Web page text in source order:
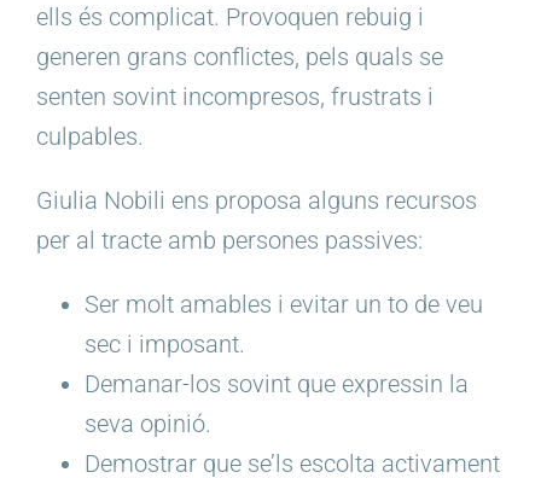
ells és complicat. Provoquen rebuig i
generen grans conflictes, pels quals se
senten sovint incompresos, frustrats i
culpables.
Giulia Nobili ens proposa alguns recursos
per al tracte amb persones passives:
Ser molt amables i evitar un to de veu
sec i imposant.
Demanar-los sovint que expressin la
seva opinió.
Demostrar que se’ls escolta activament